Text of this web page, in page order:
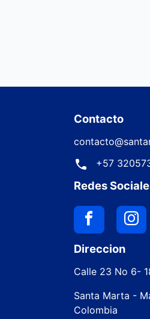
Contacto
+57
Redes
Direccion
Calle 23 No 6-
Santa Marta -
Colombia